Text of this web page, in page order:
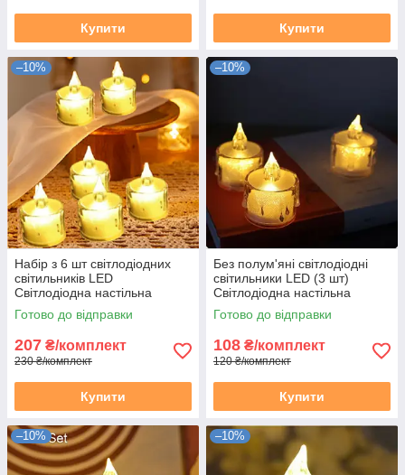
Купити Купити
–10%
Набір з 6 шт світлодіодних
світильників LED
Світлодіодна настільна
Чайна Свічка нічник
світильник
Готово до відправки
207 ₴/комплект
230 ₴/комплект
Купити
–10%
Без полум'яні світлодіодні
світильники LED (3 шт)
Світлодіодна настільна
Чайна Свічка нічник
світильник
Готово до відправки
108 ₴/комплект
120 ₴/комплект
Купити
–10% –10%